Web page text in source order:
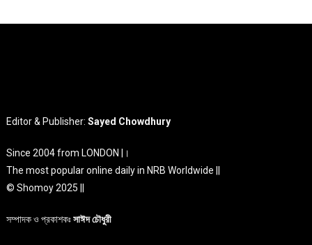
Editor & Publisher:Sayed Chowdhury
Since 2004 from LONDON |।
The most popular online daily in NRB Worldwide ||
© Shomoy 2025 ||
সম্পাদক ও প্রকাশকঃসাঈদ চৌধুরী